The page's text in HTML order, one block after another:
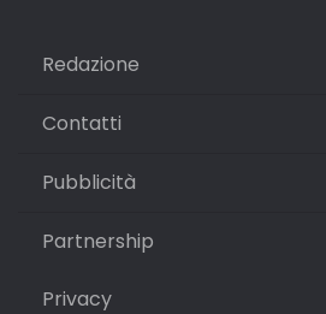
Redazione
Contatti
Pubblicità
Partnership
Privacy